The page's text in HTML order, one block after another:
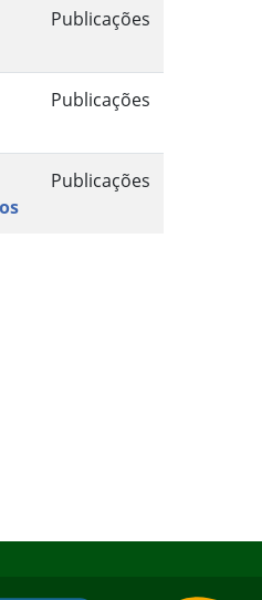
Publicações
Publicações
Publicações